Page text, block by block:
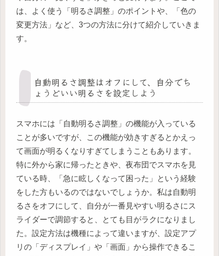
は、よく使う「明るさ調整」のポイントや、「色の
変更方法」など、3つの方法に分けて紹介していきま
す。
自動明るさ調整はオフにして、自分でち
ょうどいい明るさを設定しよう
スマホには「自動明るさ調整」の機能が入っている
ことが多いですが、この機能が効きすぎるとかえっ
て画面が明るくなりすぎてしまうこともあります。
特に外から家に帰ったときや、夜布団でスマホを見
ている時、「急に眩しくなって困った」という経験
をした方もいるのではないでしょうか。私は自動明
るさをオフにして、自分が一番見やすい明るさにス
ライダーで調節すると、とても目がラクになりまし
た。設定方法は機種によって違いますが、設定アプ
リの「ディスプレイ」や「画面」から操作できるこ